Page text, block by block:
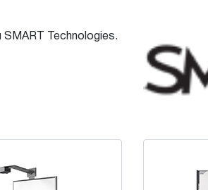
Technologies.